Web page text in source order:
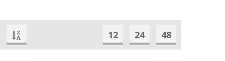
12 24 48